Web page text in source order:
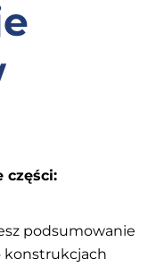
części:
podsumowanie
konstrukcjach